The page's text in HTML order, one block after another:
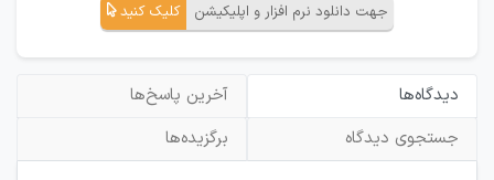
جهت دانلود نرم افزار و اپلیکیشن کلیک کنید
دیدگاه‌ها
آخرین پاسخ‌ها
جستجوی دیدگاه
برگزیده‌ها